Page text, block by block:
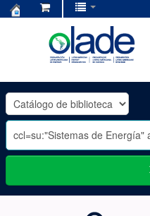
OLADE
-